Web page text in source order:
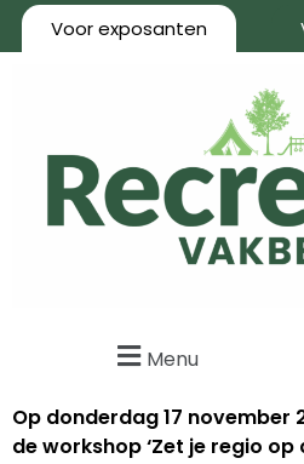
Voor exposanten
Menu
Op donderdag 17 november
de workshop ‘Zet je regio